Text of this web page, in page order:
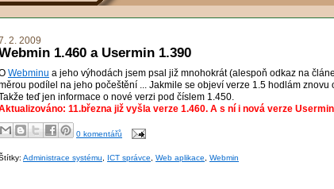
7. 2. 2009
1.460 a Usermin 1.390
Webminu a jeho výhodách jsem psal již mnohokrát (alespoň odkaz na
podílel na jeho počeštění ... Jakmile se objeví verze 1.5 hodlám znovu
teď jen informace o nové verzi pod číslem 1.450.
11.března již vyšla verze 1.460. A s ní i nová verze
0 komentářů
Administrace systému ICT správce Web aplikace Webmin